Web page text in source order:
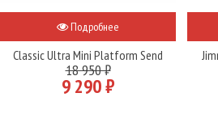
Подробнее
Classic Ultra Mini Platform Send
18 950 ₽
9 290 ₽